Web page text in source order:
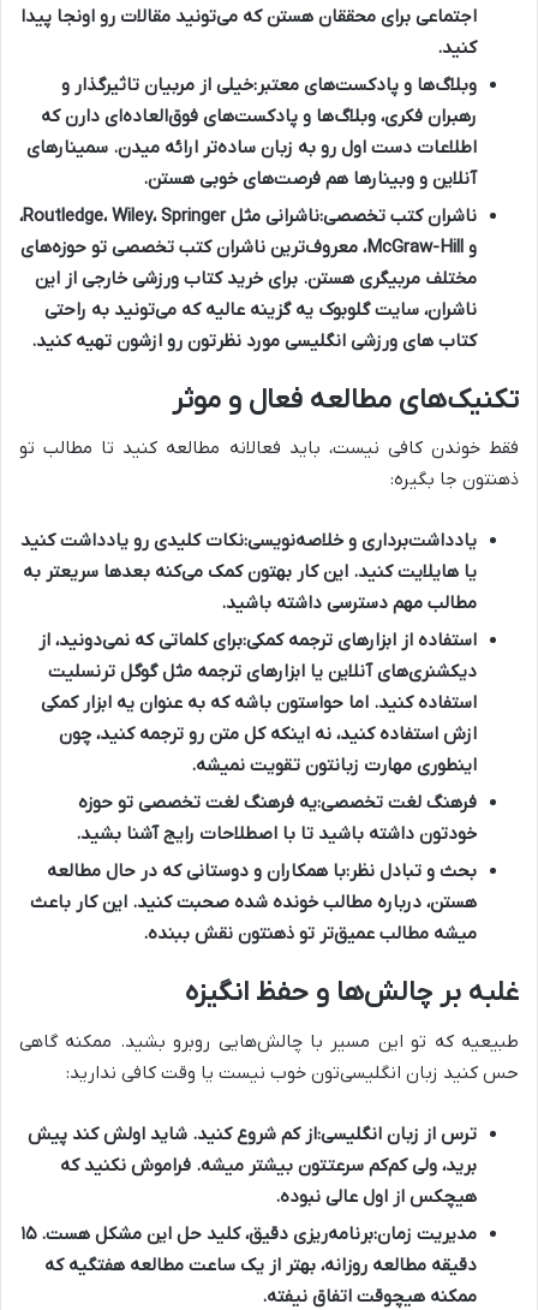
اجتماعی برای محققان هستن که می‌تونید مقالات رو اونجا پیدا
کنید.
وبلاگ‌ها و پادکست‌های معتبر:خیلی از مربیان تاثیرگذار و
رهبران فکری، وبلاگ‌ها و پادکست‌های فوق‌العاده‌ای دارن که
اطلاعات دست اول رو به زبان ساده‌تر ارائه میدن. سمینارهای
آنلاین و وبینارها هم فرصت‌های خوبی هستن.
ناشران کتب تخصصی:
ناشرانی مثل Routledge، Wiley، Springer،
و McGraw-Hill، معروف‌ترین ناشران کتب تخصصی تو حوزه‌های
مختلف مربیگری هستن. برای خرید کتاب ورزشی خارجی از این
ناشران، سایت گلوبوک یه گزینه عالیه که می‌تونید به راحتی
کتاب های ورزشی انگلیسی مورد نظرتون رو ازشون تهیه کنید.
تکنیک‌های مطالعه فعال و موثر
فقط خوندن کافی نیست، باید فعالانه مطالعه کنید تا مطالب تو
ذهنتون جا بگیره:
یادداشت‌برداری و خلاصه‌نویسی:نکات کلیدی رو یادداشت کنید
یا هایلایت کنید. این کار بهتون کمک می‌کنه بعدها سریعتر به
مطالب مهم دسترسی داشته باشید.
استفاده از ابزارهای ترجمه کمکی:برای کلماتی که نمی‌دونید، از
دیکشنری‌های آنلاین یا ابزارهای ترجمه مثل گوگل ترنسلیت
استفاده کنید. اما حواستون باشه که به عنوان یه ابزار کمکی
ازش استفاده کنید، نه اینکه کل متن رو ترجمه کنید، چون
اینطوری مهارت زبانتون تقویت نمیشه.
فرهنگ لغت تخصصی:یه فرهنگ لغت تخصصی تو حوزه
خودتون داشته باشید تا با اصطلاحات رایج آشنا بشید.
بحث و تبادل نظر:با همکاران و دوستانی که در حال مطالعه
هستن، درباره مطالب خونده شده صحبت کنید. این کار باعث
میشه مطالب عمیق‌تر تو ذهنتون نقش ببنده.
غلبه بر چالش‌ها و حفظ انگیزه
طبیعیه که تو این مسیر با چالش‌هایی روبرو بشید. ممکنه گاهی
حس کنید زبان انگلیسی‌تون خوب نیست یا وقت کافی ندارید:
ترس از زبان انگلیسی:از کم شروع کنید. شاید اولش کند پیش
برید، ولی کم‌کم سرعتتون بیشتر میشه. فراموش نکنید که
هیچکس از اول عالی نبوده.
مدیریت زمان:
برنامه‌ریزی دقیق، کلید حل این مشکل هست. ۱۵
دقیقه مطالعه روزانه، بهتر از یک ساعت مطالعه هفتگیه که
ممکنه هیچوقت اتفاق نیفته.